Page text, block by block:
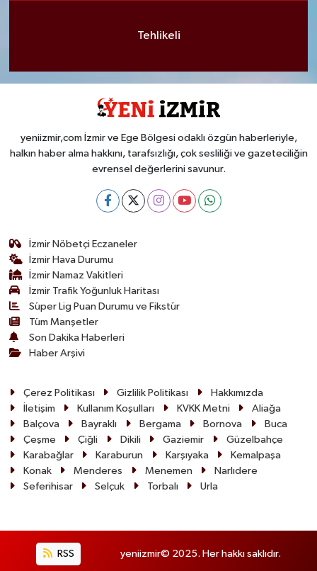
Tehlikeli
yeniizmir,com İzmir ve Ege Bölgesi odaklı özgün haberleriyle,
halkın haber alma hakkını, tarafsızlığı, çok sesliliği ve gazeteciliğin
evrensel değerlerini savunur.
İzmir Nöbetçi Eczaneler
İzmir Hava Durumu
İzmir Namaz Vakitleri
İzmir Trafik Yoğunluk Haritası
Süper Lig Puan Durumu ve Fikstür
Tüm Manşetler
Son Dakika Haberleri
Haber Arşivi
Çerez Politikası Gizlilik Politikası
Hakkımızda
İletişim
Kullanım Koşulları KVKK Metni
Aliağa
Balçova
Bayraklı Bergama Bornova
Buca
Çeşme
Çiğli Dikili Gaziemir
Güzelbahçe
Karabağlar
Karaburun Karşıyaka
Kemalpaşa
Konak
Menderes Menemen
Narlıdere
Seferihisar
Selçuk Torbalı Urla
RSS yeniizmir© 2025. Her hakkı saklıdır.